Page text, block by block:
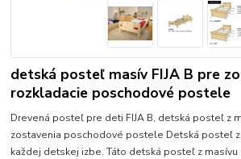
detská posteľ masív FIJA B pre
rozkladacie poschodové postele
Drevená posteľ pre deti FIJA B, detská posteľ z
zostavenia poschodové postele Detská posteľ z
každej detskej izbe. Táto detská posteľ z masívu